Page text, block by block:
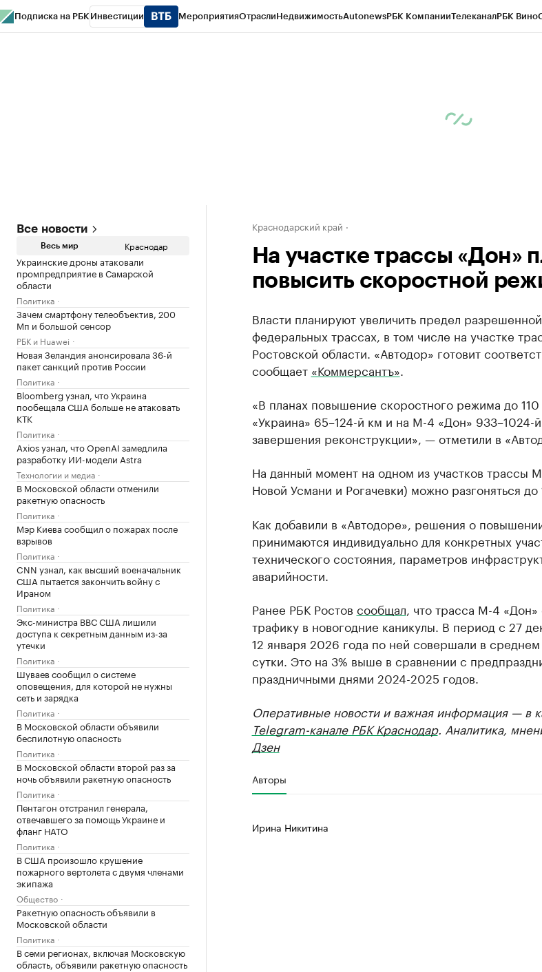
Подписка на РБК Инвестиции МероприятияОтраслиНедвижимостьAutonewsРБК КомпанииТелеканалРБК Вино
Все новости
Весь мир Краснодар
Украинские дроны атаковали
промпредприятие в Самарской
области
Политика
Зачем смартфону телеобъектив, 200
Мп и большой сенсор
РБК и Huawei
Новая Зеландия анонсировала 36-й
пакет санкций против России
Политика
Bloomberg узнал, что Украина
пообещала США больше не атаковать
КТК
Политика
Axios узнал, что OpenAI замедлила
разработку ИИ-модели Astra
Технологии и медиа
В Московской области отменили
ракетную опасность
Политика
Мэр Киева сообщил о пожарах после
взрывов
Политика
CNN узнал, как высший военачальник
США пытается закончить войну с
Ираном
Политика
Экс-министра ВВС США лишили
доступа к секретным данным из-за
утечки
Политика
Шуваев сообщил о системе
оповещения, для которой не нужны
сеть и зарядка
Политика
В Московской области объявили
беспилотную опасность
Политика
В Московской области второй раз за
ночь объявили ракетную опасность
Политика
Пентагон отстранил генерала,
отвечавшего за помощь Украине и
фланг НАТО
Политика
В США произошло крушение
пожарного вертолета с двумя членами
экипажа
Общество
Ракетную опасность объявили в
Московской области
Политика
В семи регионах, включая Московскую
область, объявили ракетную опасность
Краснодарский край
На участке трассы «Дон»
повысить скоростной
Власти планируют увеличить предел
федеральных трассах, в том числе на участке
Ростовской области. «Автодор» готовит
сообщает «Коммерсантъ»
«В планах повышение скоростного режима до
«Украина» 65–124-й км и на М-4 «Дон» 933–1024-
завершения реконструкции», — отметили в
На данный момент на одном из участков трассы
Новой Усмани и Рогачевки) можно разгоняться до
Как добавили в «Автодоре», решения о
принимаются индивидуально для конкретных
технического состояния, параметров
аварийности.
Ранее РБК Ростов сообщал , что траcса М-4
трафику в новогодние каникулы. В период с 27
12 января 2026 года по ней совершали в
сутки. Это на 3% выше в сравнении с
праздничными днями 2024-2025 годов.
Оперативные новости и важная информация — в
Telegram-канале РБК Краснодар. Аналитика,
Дзен
Авторы
Ирина Никитина